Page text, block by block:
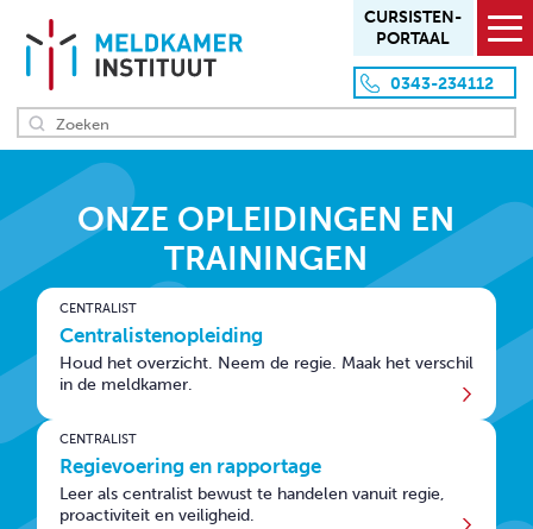
ONZE OPLEIDINGEN EN
TRAININGEN
CENTRALIST
Centralistenopleiding
Houd het overzicht. Neem de regie. Maak het verschil
in de meldkamer.
CENTRALIST
Regievoering en rapportage
Leer als centralist bewust te handelen vanuit regie,
proactiviteit en veiligheid.
0343-234112
HOME
OVER ONS
Missie en visie
Aanpak en werkwijze
Team
Locaties
Klanten
OVERZICHT PRODUCTEN
CURSISTEN­
PORTAAL